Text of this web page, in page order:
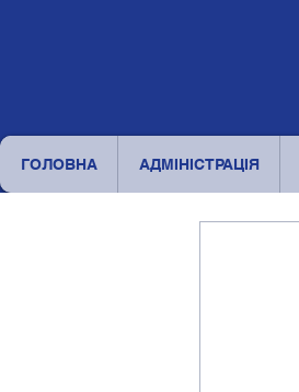
ГОЛОВНА АДМІНІСТРАЦІЯ